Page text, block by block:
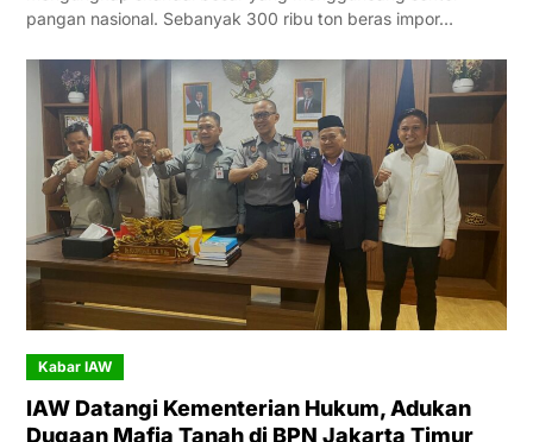
pangan nasional. Sebanyak 300 ribu ton beras impor…
Kabar IAW
IAW Datangi Kementerian Hukum, Adukan
Dugaan Mafia Tanah di BPN Jakarta Timur